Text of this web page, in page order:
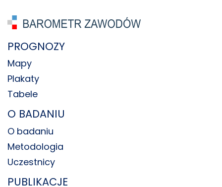
PROGNOZY
Mapy
Plakaty
Tabele
O BADANIU
O badaniu
Metodologia
Uczestnicy
PUBLIKACJE